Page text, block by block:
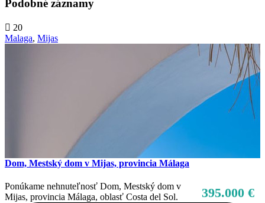
Podobné záznamy
20
Malaga, Mijas
Dom, Mestský dom v Mijas, provincia Málaga
395.000 €
Ponúkame nehnuteľnosť Dom, Mestský dom v
Mijas, provincia Málaga, oblasť Costa del Sol.